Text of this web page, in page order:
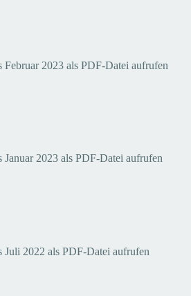
Februar 2023 als PDF-Datei aufrufen
Januar 2023 als PDF-Datei aufrufen
Juli 2022 als PDF-Datei aufrufen